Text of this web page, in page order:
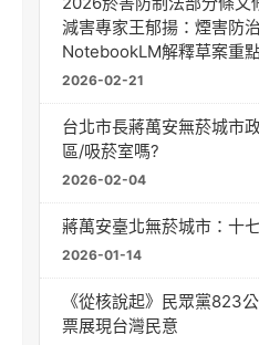
減害專家王郁揚：煙害防
NotebookLM解釋草案重
2026-02-21
台北市長蔣萬安無菸城市
區/吸菸室嗎?
2026-02-04
蔣萬安臺北無菸城市：十
2026-01-14
《從核說起》民眾黨823
票展現台灣民意